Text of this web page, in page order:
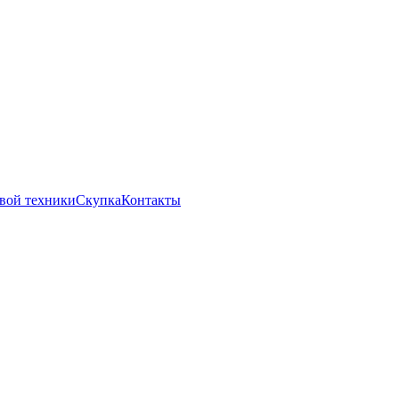
техникиСкупкаКонтакты